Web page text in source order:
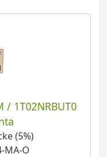
/ 1T02NRBUT0
(5%)
MA-O